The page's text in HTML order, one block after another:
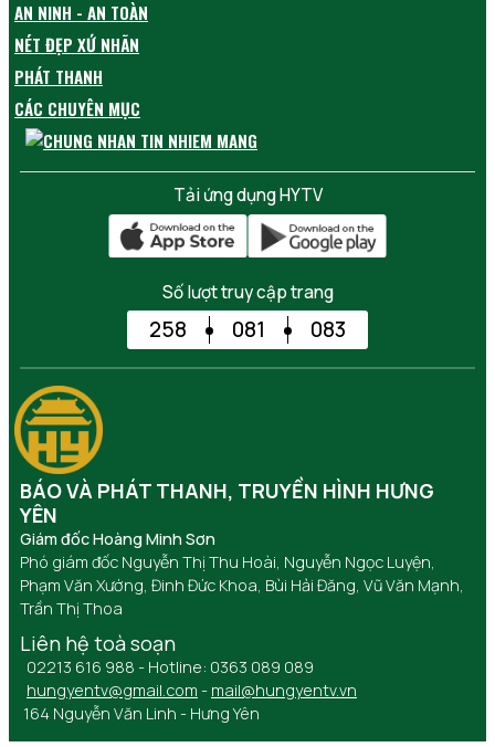
AN NINH - AN TOÀN
NÉT ĐẸP XỨ NHÃN
PHÁT THANH
CÁC CHUYÊN MỤC
Tải ứng dụng HYTV
Số lượt truy cập trang
258 081 083
BÁO VÀ PHÁT THANH, TRUYỀN HÌNH HƯNG
YÊN
Giám đốc Hoàng Minh Sơn
Phó giám đốc Nguyễn Thị Thu Hoài, Nguyễn Ngọc Luyện,
Phạm Văn Xướng, Đinh Đức Khoa, Bùi Hải Đăng, Vũ Văn Mạnh,
Trần Thị Thoa
Liên hệ toà soạn
02213 616 988 - Hotline: 0363 089 089
hungyentv@gmail.com - mail@hungyentv.vn
164 Nguyễn Văn Linh - Hưng Yên